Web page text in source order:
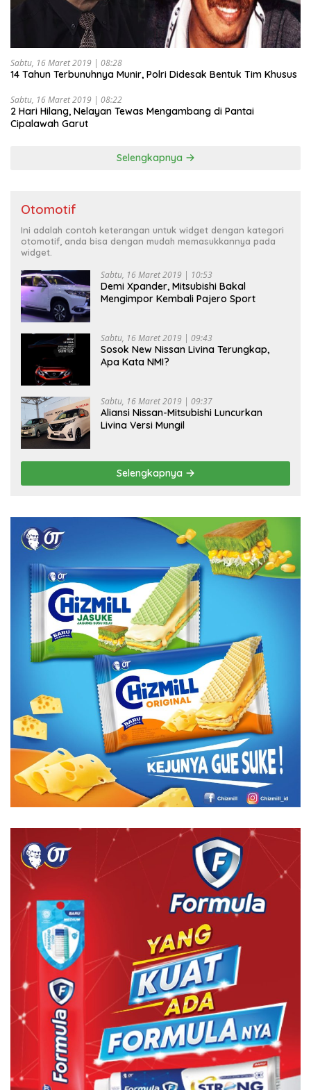
Sabtu, 16 Maret 2019 | 08:28
14 Tahun Terbunuhnya Munir, Polri Didesak Bentuk Tim Khusus
Sabtu, 16 Maret 2019 | 08:22
2 Hari Hilang, Nelayan Tewas Mengambang di Pantai
Cipalawah Garut
Selengkapnya
Otomotif
Ini adalah contoh keterangan untuk widget dengan kategori
otomotif, anda bisa dengan mudah memasukkannya pada
widget.
Sabtu, 16 Maret 2019 | 10:53
Demi Xpander, Mitsubishi Bakal
Mengimpor Kembali Pajero Sport
Sabtu, 16 Maret 2019 | 09:43
Sosok New Nissan Livina Terungkap,
Apa Kata NMI?
Sabtu, 16 Maret 2019 | 09:37
Aliansi Nissan-Mitsubishi Luncurkan
Livina Versi Mungil
Selengkapnya